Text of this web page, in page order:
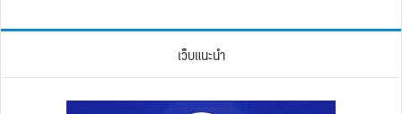
เว็บแนะนำ